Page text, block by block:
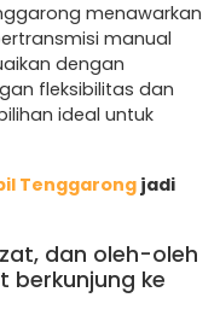
menawarkan
manual
dengan
fleksibilitas dan
ideal untuk
Tenggarong jadi
dan oleh-oleh
berkunjung ke